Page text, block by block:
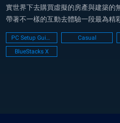
實世界下去購買虛擬的房產與建築的
帶著不一樣的互動去體驗一段最為精
建造專屬於你的Meta World！ 玩家們
BlueStacks的官方網站根據自己的需
擬器（或者最適合您使用的電腦）的
PC Setup Guide Casual
BlueStacks X